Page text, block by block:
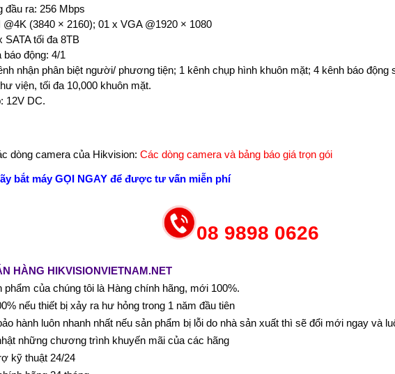
đầu ra: 256 Mbps
(3840 × 2160); 01 x VGA @1920 × 1080
SATA tối đa 8TB
báo động: 4/1
nhận phân biệt người/ phương tiện; 1 kênh chụp hình khuôn mặt; 4 kênh báo động
viện, tối đa 10,000 khuôn mặt.
12V DC.
dòng camera của Hikvision: Các dòng camera và bảng báo giá trọn gói
bắt máy GỌI NGAY để được tư vấn miễn phí
08 9898 0626
HÀNG HIKVISIONVIETNAM.NET
phẩm của chúng tôi là Hàng chính hãng, mới 100%.
nếu thiết bị xảy ra hư hỏng trong 1 năm đầu tiên
hành luôn nhanh nhất nếu sản phẩm bị lỗi do nhà sản xuất thì sẽ đổi mới ngay và
những chương trình khuyến mãi của các hãng
kỹ thuật 24/24